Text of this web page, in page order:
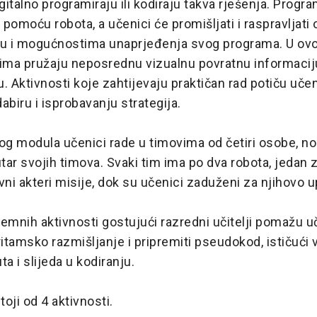
programiraju ili kodiraju takva rješenja.
robota, a učenici će promišljati i raspravljati
i mogućnostima unaprjeđenja svog programa. U
pružaju neposrednu vizualnu povratnu
Aktivnosti koje zahtijevaju praktičan rad potiču
i isprobavanju strategija.
modula učenici rade u timovima od četiri osobe,
svojih timova. Svaki tim ima po dva robota, jedan
akteri misije, dok su učenici zaduženi za njihovo
aktivnosti gostujući razredni učitelji pomažu
razmišljanje i pripremiti pseudokod, ističući
i slijeda u kodiranju.
od 4 aktivnosti.